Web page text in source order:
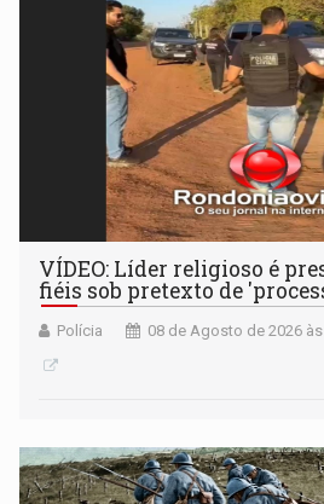
VÍDEO: Líder religioso é
fiéis sob pretexto de
Polícia 08 de Agosto de 2026